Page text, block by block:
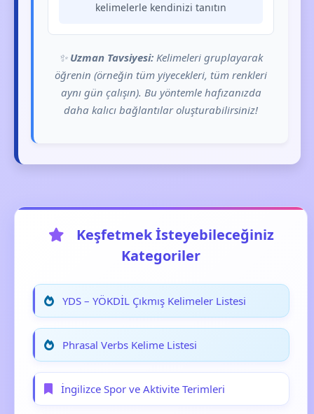
kelimelerle kendinizi tanıtın
✨ Uzman Tavsiyesi: Kelimeleri gruplayarak
öğrenin (örneğin tüm yiyecekleri, tüm renkleri
aynı gün çalışın). Bu yöntemle hafızanızda
daha kalıcı bağlantılar oluşturabilirsiniz!
Keşfetmek İsteyebileceğiniz
Kategoriler
YDS – YÖKDİL Çıkmış Kelimeler Listesi
Phrasal Verbs Kelime Listesi
İngilizce Spor ve Aktivite Terimleri